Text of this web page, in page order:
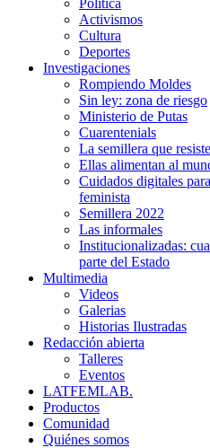
Política
Activismos
Cultura
Deportes
Investigaciones
Rompiendo Moldes
Sin ley: zona de riesgo
Ministerio de Putas
Cuarentenials
La semillera que
Ellas alimentan al
Cuidados digitales
feminista
Semillera 2022
Las informales
Institucionalizadas:
parte del Estado
Multimedia
Videos
Galerias
Historias Ilustradas
Redacción abierta
Talleres
Eventos
LATFEMLAB.
Productos
Comunidad
Quiénes somos